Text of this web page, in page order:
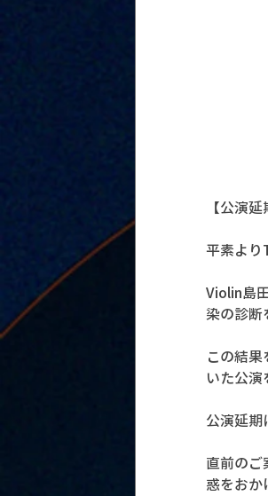
【公演
平素より
Violin島
染の診断
この結
いた公演
公演延期
直前のご
惑をおか